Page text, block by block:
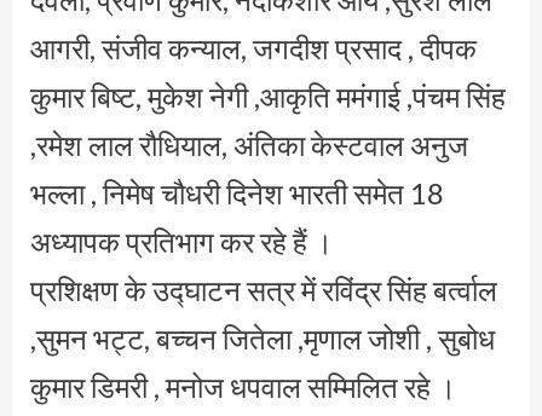
आगरी, संजीव कन्याल, जगदीश प्रसाद , दीपक
कुमार बिष्ट, मुकेश नेगी ,आकृति ममंगाई ,पंचम सिंह
,रमेश लाल रौधियाल, अंतिका केस्टवाल अनुज
भल्ला , निमेष चौधरी दिनेश भारती समेत 18
अध्यापक प्रतिभाग कर रहे हैं ।
प्रशिक्षण के उद्घाटन सत्र में रविंद्र सिंह बर्त्वाल
,सुमन भट्ट, बच्चन जितेला ,मृणाल जोशी , सुबोध
कुमार डिमरी , मनोज धपवाल सम्मिलित रहे ।